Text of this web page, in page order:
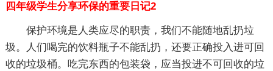
四年级学生分享环保的重要日记2
保护环境是人类应尽的职责，我们不能随地乱扔垃
圾。人们喝完的饮料瓶子不能乱扔，还要正确投入进可回
收的垃圾桶。吃完东西的包装袋，应当投进不可回收的垃